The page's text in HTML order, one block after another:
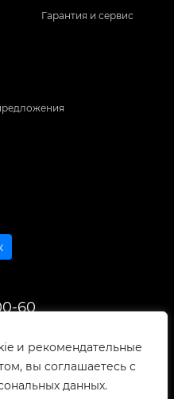
и рекомендательные
вы соглашаетесь с
данных.
Гарантия и сервис
60
2025